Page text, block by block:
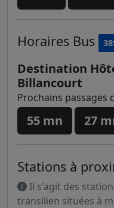
Horaires Bus
Destination
Billancourt
Prochains passages
55 mn 27
Stations à
Il s'agit des
transilien situées à